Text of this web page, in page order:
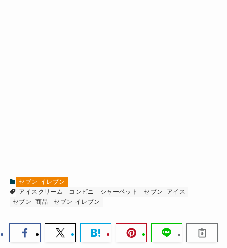
セブン-イレブン
アイスクリーム
コンビニ シャーベット
セブン_アイス
セブン_商品
セブン-イレブン